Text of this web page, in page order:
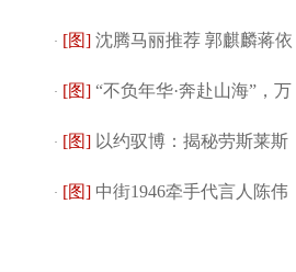
——“故乡与花...
· [图] 沈腾马丽推荐 郭麒麟蒋依
依观演 开心...
· [图] “不负年华·奔赴山海”，万
晓利丢火车...
· [图] 以约驭博：揭秘劳斯莱斯
全新古思特设计...
· [图] 中街1946牵手代言人陈伟